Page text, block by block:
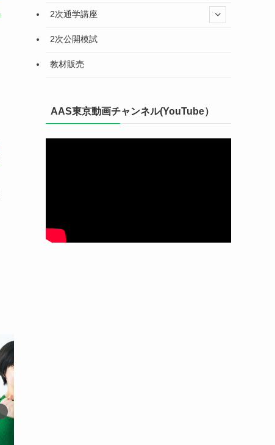
2次通学講座
2次公開模試
教材販売
AAS東京動画チャンネル(YouTube）